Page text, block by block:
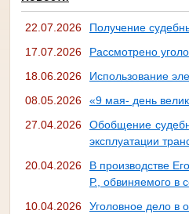
22.07.2026
Получение
17.07.2026
Рассмотрено
18.06.2026
Использование
08.05.2026
«9 мая- день
27.04.2026
Обобщение
эксплуатации
20.04.2026
В производстве
Р., обвиняемого в
10.04.2026
Уголовное дело в